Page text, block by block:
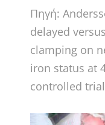
Πηγή:
delayed
clamping on
iron status at
controlled